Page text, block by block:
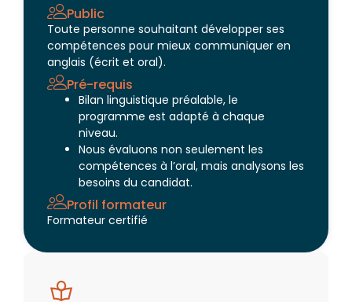
Public
Toute personne souhaitant développer ses
compétences pour mieux communiquer en
anglais (écrit et oral).
Pré-requis
Bilan linguistique préalable, le
programme est adapté à chaque
niveau.
Nous évaluons non seulement les
compétences à l’oral, mais analysons les
besoins du candidat.
Profil formateur
Formateur certifié